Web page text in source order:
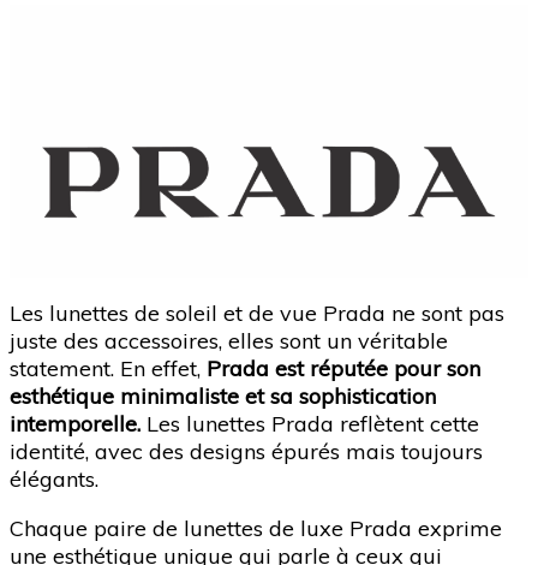
Les lunettes de soleil et de vue Prada ne sont pas
juste des accessoires, elles sont un véritable
statement. En effet, Prada est réputée pour son
esthétique minimaliste et sa sophistication
intemporelle. Les lunettes Prada reflètent cette
identité, avec des designs épurés mais toujours
élégants.
Chaque paire de lunettes de luxe Prada exprime
une esthétique unique qui parle à ceux qui